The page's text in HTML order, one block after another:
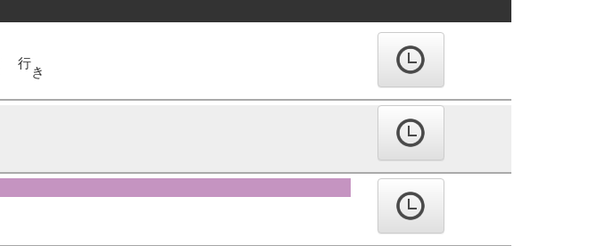
行き